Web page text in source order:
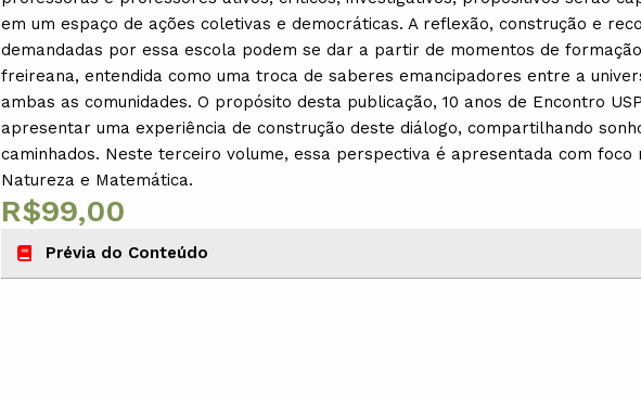
em um espaço de ações coletivas e democráticas. A reflexão, construção e
demandadas por essa escola podem se dar a partir de momentos de
freireana, entendida como uma troca de saberes emancipadores entre a
ambas as comunidades. O propósito desta publicação, 10 anos de Encontro
apresentar uma experiência de construção deste diálogo, compartilhando
caminhados. Neste terceiro volume, essa perspectiva é apresentada com foco
Natureza e Matemática.
R$99,00
Prévia do Conteúdo